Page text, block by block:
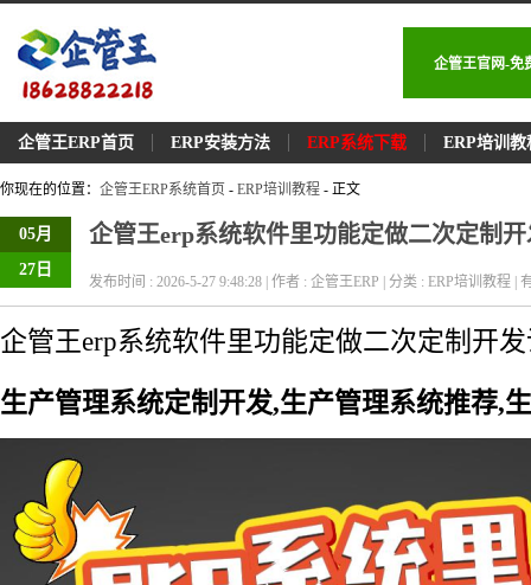
企管王官网-免
企管王ERP首页 ERP安装方法 ERP系统下载 ERP培训教
你现在的位置： 企管王ERP系统首页 - ERP培训教程 - 正文
05月
27日
企管王erp系统软件里功能定做二次定制
发布时间 : 2026-5-27 9:48:28 | 作者 : 企管王ERP | 分类 : ERP培训教程 |
企管王erp系统软件里功能定做二次定制开
生产管理系统定制开发,生产管理系统推荐,